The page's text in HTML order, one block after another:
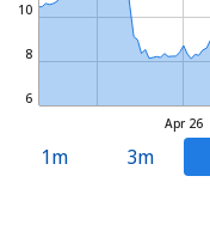
Apr 26
6
8
10
1m 3m